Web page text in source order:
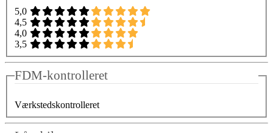
5,0
4,5
4,0
3,5
FDM-kontrolleret
Værkstedskontrolleret